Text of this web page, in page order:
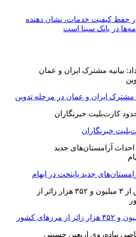
حفظ کیفیت خدمات، نشان دهنده
در بانک سینا است
مشترک ایران و عمان در مرحله تدوین
خبرنگاران
جدید پایتخت در ابهام